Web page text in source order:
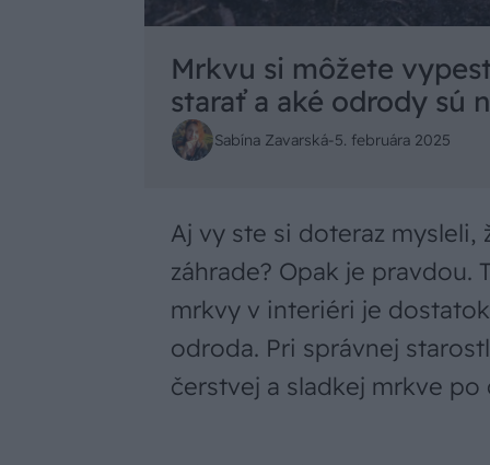
Mrkvu si môžete
starať a aké odrody sú
Sabína Zavarská-5. februára 2025
Aj vy ste si doteraz mysleli,
záhrade? Opak je pravdou.
mrkvy v interiéri je
odroda. Pri správnej
čerstvej a sladkej mrkve po